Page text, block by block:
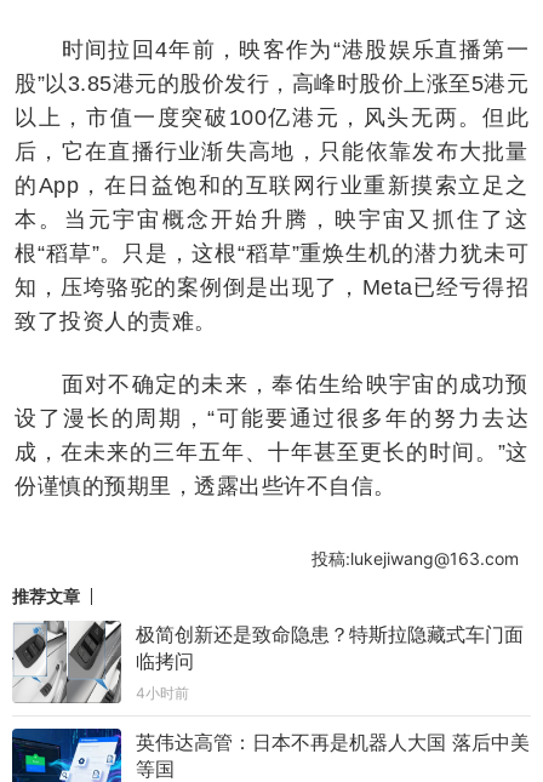
时间拉回4年前，映客作为“港股娱乐直播第一
股”以3.85港元的股价发行，高峰时股价上涨至5港元
以上，市值一度突破100亿港元，风头无两。但此
后，它在直播行业渐失高地，只能依靠发布大批量
的App，在日益饱和的互联网行业重新摸索立足之
本。当元宇宙概念开始升腾，映宇宙又抓住了这
根“稻草”。只是，这根“稻草”重焕生机的潜力犹未可
知，压垮骆驼的案例倒是出现了，Meta已经亏得招
致了投资人的责难。
面对不确定的未来，奉佑生给映宇宙的成功预
设了漫长的周期，“可能要通过很多年的努力去达
成，在未来的三年五年、十年甚至更长的时间。”这
份谨慎的预期里，透露出些许不自信。
投稿:lukejiwang@163.com
推荐文章
极简创新还是致命隐患？特斯拉隐藏式车门面
临拷问
4小时前
英伟达高管：日本不再是机器人大国 落后中美
等国